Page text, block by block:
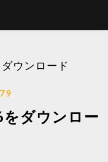
ウンロード
をダウンロー